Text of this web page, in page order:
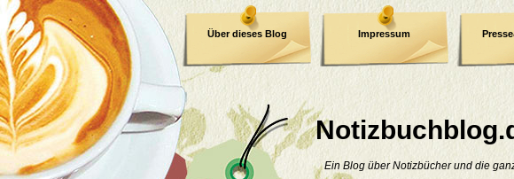
Ein Blog über Notizbücher und die
Über dieses Blog Impressum
Datenschutzerklärung